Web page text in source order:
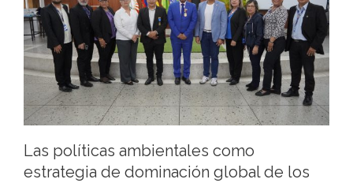
Las políticas ambientales como
estrategia de dominación global de los